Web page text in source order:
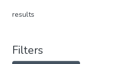
results
Filters